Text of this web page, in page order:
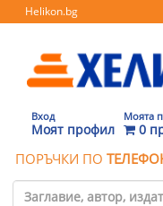
Helikon.bg
Вход
Моят профил
Моята
0
ПОРЪЧКИ ПО